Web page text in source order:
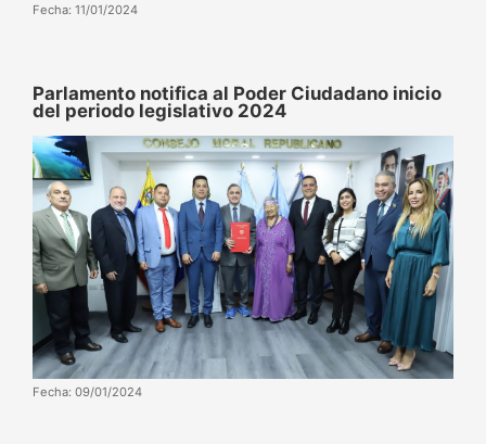
Fecha: 11/01/2024
Parlamento notifica al Poder Ciudadano inicio
del periodo legislativo 2024
Fecha: 09/01/2024